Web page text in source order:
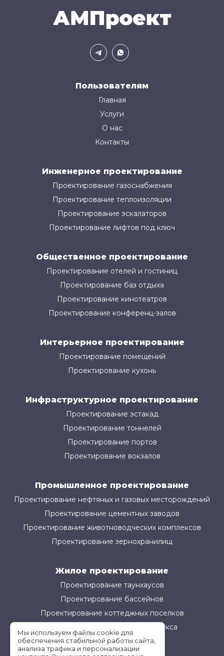
Пользователям
Главная
Услуги
О нас
Контакты
Инженерное проектирование
Проектирование газоснабжения
Проектирование теплоизоляции
Проектирование эскалаторов
Проектирование лифтов под ключ
Общественное проектирование
Проектирование отелей и гостиниц
Проектирование баз отдыха
Проектирование кинотеатров
Проектирование конференц-залов
Интерьерное проектирование
Проектирование помещений
Проектирование кухонь
Инфраструктурное проектирование
Проектирование эстакад
Проектирование тоннелей
Проектирование портов
Проектирование вокзалов
Промышленное проектирование
Проектирование нефтяных и газовых месторождений
Проектирование цементных заводов
Проектирование животноводческих комплексов
Проектирование зернохранилищ
Жилое проектирование
Проектирование таунхаусов
Проектирование бассейнов
Проектирование коттеджных поселков
Проектирование жилого комплекса
Мы используем файлы cookie для
обеспечения стабильной работы сайта,
анализа трафика и персонализации